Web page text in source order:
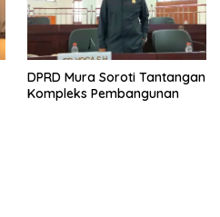
DPRD Mura Soroti Tantangan
Kompleks Pembangunan